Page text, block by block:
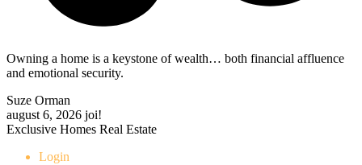
Owning a home is a keystone of wealth… both financial affluence
and emotional security.
Suze Orman
august 6, 2026 joi!
Exclusive Homes Real Estate
Login